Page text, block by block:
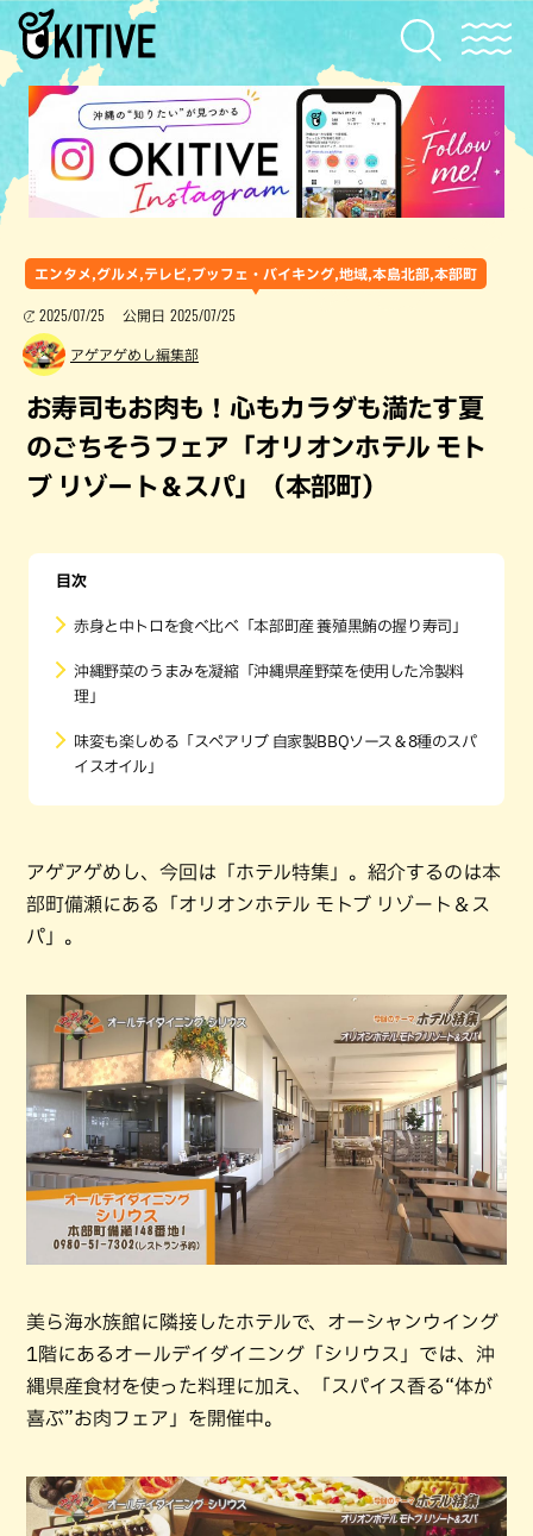
エンタメ,グルメ,テレビ,ブッフェ・バイキング,地域,本島北部,本部町
2025/07/25 公開日 2025/07/25
アゲアゲめし編集部
お寿司もお肉も！心もカラダも満たす夏
のごちそうフェア「オリオンホテル モト
ブ リゾート＆スパ」（本部町）
目次
赤身と中トロを食べ比べ「本部町産 養殖黒鮪の握り寿司」
沖縄野菜のうまみを凝縮「沖縄県産野菜を使用した冷製料
理」
味変も楽しめる「スペアリブ 自家製BBQソース＆8種のスパ
イスオイル」
アゲアゲめし、今回は「ホテル特集」。紹介するのは本
部町備瀬にある「オリオンホテル モトブ リゾート＆ス
パ」。
美ら海水族館に隣接したホテルで、オーシャンウイング
1階にあるオールデイダイニング「シリウス」では、沖
縄県産食材を使った料理に加え、「スパイス香る“体が
喜ぶ”お肉フェア」を開催中。